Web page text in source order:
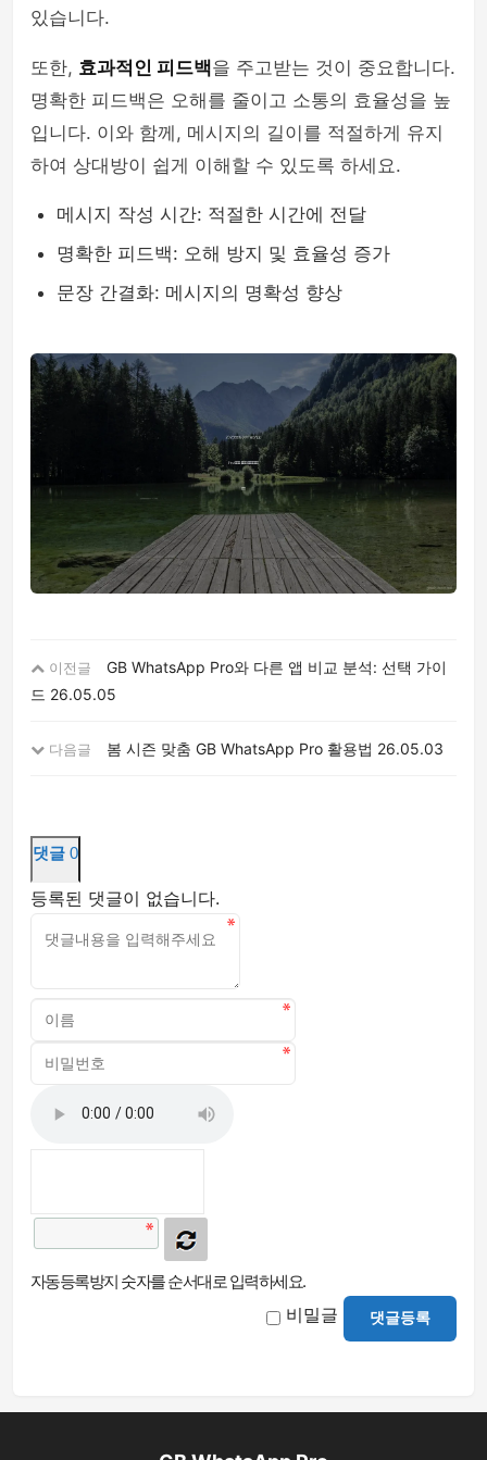
있습니다.
또한, 효과적인 피드백을 주고받는 것이 중요합니다.
명확한 피드백은 오해를 줄이고 소통의 효율성을 높
입니다. 이와 함께, 메시지의 길이를 적절하게 유지
하여 상대방이 쉽게 이해할 수 있도록 하세요.
메시지 작성 시간: 적절한 시간에 전달
명확한 피드백: 오해 방지 및 효율성 증가
문장 간결화: 메시지의 명확성 향상
이전글
GB WhatsApp Pro와 다른 앱 비교 분석: 선택 가이
드 26.05.05
다음글 봄 시즌 맞춤 GB WhatsApp Pro 활용법 26.05.03
댓글 0
등록된 댓글이 없습니다.
자동등록방지 숫자를 순서대로 입력하세요.
비밀글 댓글등록